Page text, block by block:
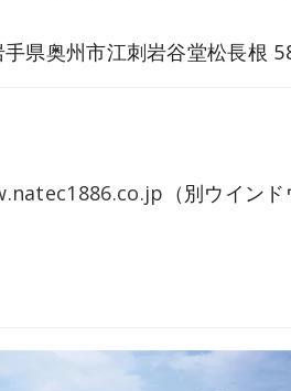
県奥州市江刺岩谷堂松長根
（別ウイン